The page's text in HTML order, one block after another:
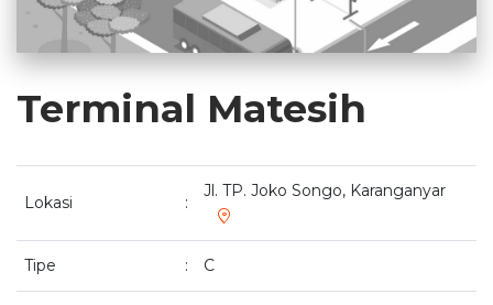
Terminal Matesih
Lokasi :
Jl. TP. Joko Songo, Karanganyar
Tipe : C